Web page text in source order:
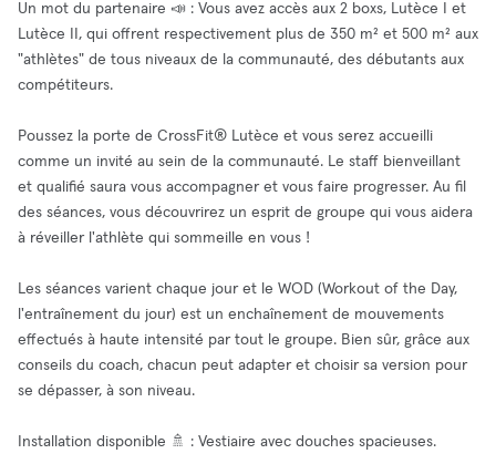
Un mot du partenaire 📣 : Vous avez accès aux 2 boxs, Lutèce I et
Lutèce II, qui offrent respectivement plus de 350 m² et 500 m² aux
"athlètes" de tous niveaux de la communauté, des débutants aux
compétiteurs.
Poussez la porte de CrossFit® Lutèce et vous serez accueilli
comme un invité au sein de la communauté. Le staff bienveillant
et qualifié saura vous accompagner et vous faire progresser. Au fil
des séances, vous découvrirez un esprit de groupe qui vous aidera
à réveiller l'athlète qui sommeille en vous !
Les séances varient chaque jour et le WOD (Workout of the Day,
l'entraînement du jour) est un enchaînement de mouvements
effectués à haute intensité par tout le groupe. Bien sûr, grâce aux
conseils du coach, chacun peut adapter et choisir sa version pour
se dépasser, à son niveau.
Installation disponible 🚿 : Vestiaire avec douches spacieuses.